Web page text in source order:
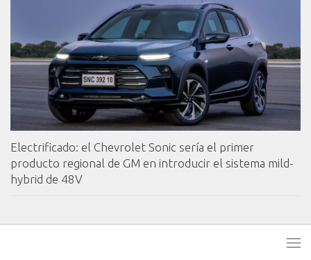
Electrificado: el Chevrolet Sonic sería el primer
producto regional de GM en introducir el sistema mild-
hybrid de 48V